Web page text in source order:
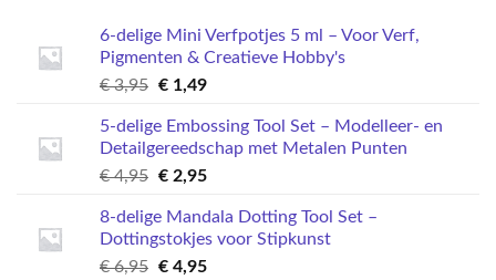
6-delige Mini Verfpotjes 5 ml – Voor Verf,
Pigmenten & Creatieve Hobby's
€3,95 Oorspronkelijke
was:
€ 3,95.
€1,49Huidige
is:
€ 1,49.
5-delige Embossing Tool Set – Modelleer- en
Detailgereedschap met Metalen Punten
€4,95 Oorspronkelijke
was:
€ 4,95.
€2,95Huidige
is:
€ 2,95.
8-delige Mandala Dotting Tool Set –
Dottingstokjes voor Stipkunst
€6,95 Oorspronkelijke
€4,95Huidige